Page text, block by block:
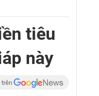
tiêu
này
trên